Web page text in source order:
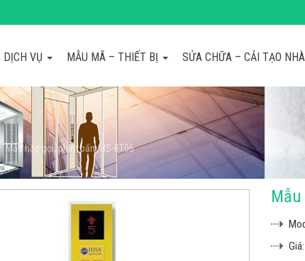
DỊCH VỤ MẪU MÃ – THIẾT BỊ SỬA CHỮA – CẢI TẠO NHÀ
Mẫu hộp gọi, phím bấm HS-BT06
Giá: